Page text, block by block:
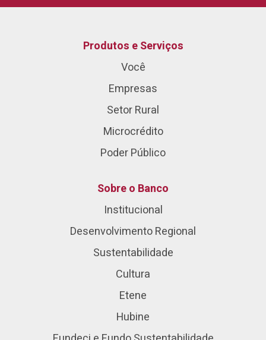
Produtos e Serviços
Você
Empresas
Setor Rural
Microcrédito
Poder Público
Sobre o Banco
Institucional
Desenvolvimento Regional
Sustentabilidade
Cultura
Etene
Hubine